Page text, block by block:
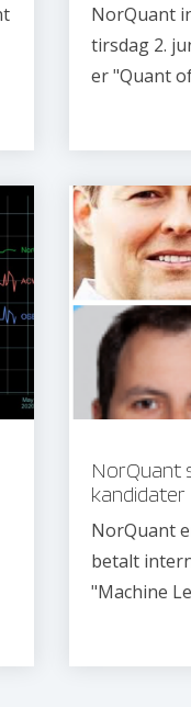
NorQuant
tirsdag 2.
er "Quant
NorQuant
kandidater
NorQuant
betalt
"Machine